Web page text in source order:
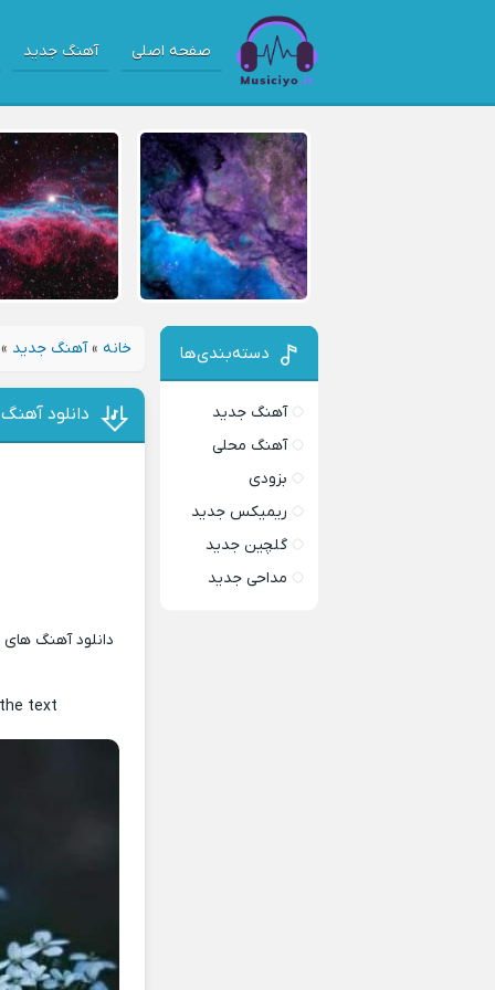
صفحه اصلی آهنگ جدید
خانه »آهنگ جدید
دانلود
دانلود آهنگ
text
دسته‌بندی‌ها
آهنگ جدید
آهنگ محلی
بزودی
ریمیکس جدید
گلچین جدید
مداحی جدید